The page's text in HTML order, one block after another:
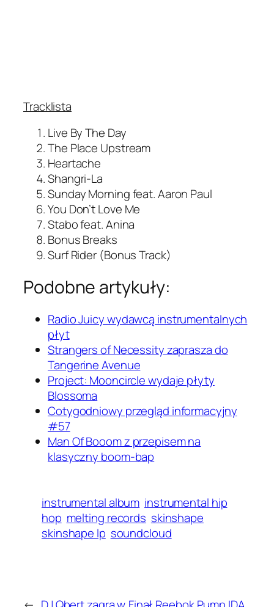
Tracklista
Live By The Day
The Place Upstream
Heartache
Shangri-La
Sunday Morning feat. Aaron Paul
You Don’t Love Me
Stabo feat. Anina
Bonus Breaks
Surf Rider (Bonus Track)
Podobne artykuły:
Radio Juicy wydawcą instrumentalnych
płyt
Strangers of Necessity zaprasza do
Tangerine Avenue
Project: Mooncircle wydaje płyty
Blossoma
Cotygodniowy przegląd informacyjny
#57
Man Of Booom z przepisem na
klasyczny boom-bap
instrumental album instrumental hip
hop melting records skinshape
skinshape lp soundcloud